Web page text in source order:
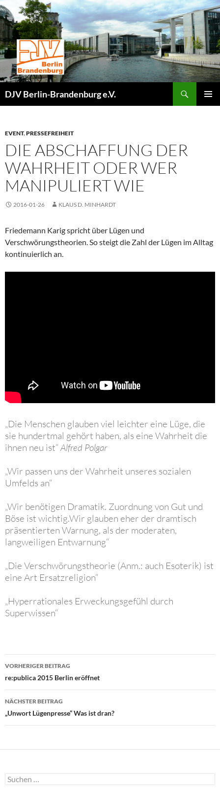
Zum
Inhalt
springen
DJV Berlin-Brandenburg e.V.
EVENT,PRESSEFREIHEIT
DIE ABSCHAFFUNG DER
WAHRHEIT ODER WER
MANIPULIERT WIE
2016-01-26 KLAUS D. MINHARDT
Friedemann Karig spricht über Lügen und
Verschwörungstheorien. So steigt die Zahl der Lügen im Alltag
kontinuierlich an.
„Die Menschen glauben viel leichter eine Lüge, die
sie hundertmal gehört haben, als eine Wahrheit die
ihnen neu ist“Alfred Polgar
„Wir passen uns der Wahrheit unseres sozialen
Umfelds an“
„Wir benötigen Dramatik. Zuordnung von Gut und
Böse ist wichtig.Wir glauben eher der dramtisch
präsentierten Warnung, als der moderaten,
langweiligen Entwarnung“
„Die Verschwörungstheorie (Anm.: auch Esoterik) ist
eine Art Ersatzreligion“
„Hyperrationales Erweckungsgefühl durch
Superwissen“
Beitragsnavigation
VORHERIGER BEITRAG
re:publica 2015 Berlin eröffnet
NÄCHSTER BEITRAG
„Unwort Lügenpresse“ Was ist dran?
Suchen
nach: